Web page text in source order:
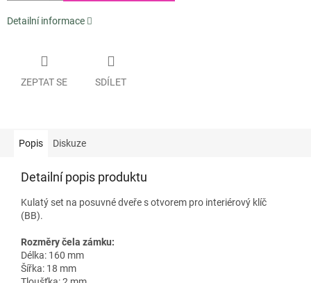
Detailní informace
ZEPTAT SE SDÍLET
Popis Diskuze
Detailní popis produktu
Kulatý set na posuvné dveře s otvorem pro interiérový klíč
(BB).
Rozměry čela zámku:
Délka: 160 mm
Šířka: 18 mm